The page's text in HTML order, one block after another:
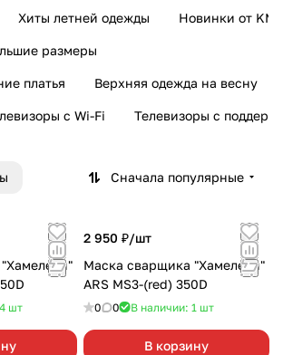
Хиты летней одежды Новинки от KMI
размеры
платья Верхняя одежда на весну
с Wi-Fi Телевизоры с
Сначала популярные
шт
2 950 ₽/шт
Маска сварщика "Хамелеон"
ARS MS3-(red) 350D
0 0 В наличии: 1 шт
В корзину